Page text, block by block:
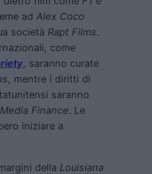
ad Alex Coco
società Rapt Films.
come
, saranno curate
, mentre i diritti di
saranno
Finance. Le
iniziare a
della Louisiana